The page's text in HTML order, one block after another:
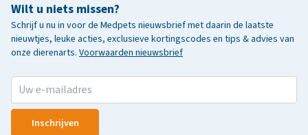
Wilt u niets missen?
Schrijf u nu in voor de Medpets nieuwsbrief met daarin de laatste
nieuwtjes, leuke acties, exclusieve kortingscodes en tips & advies van
onze dierenarts. Voorwaarden nieuwsbrief
Inschrijven